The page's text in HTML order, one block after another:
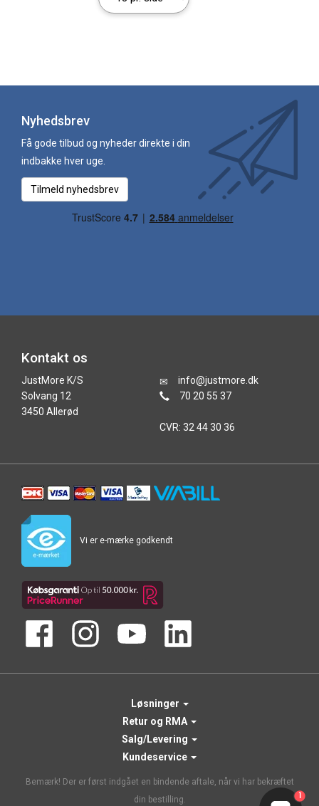
Nyhedsbrev
Få gode tilbud og nyheder direkte i din
indbakke hver uge.
Tilmeld nyhedsbrev
Kontakt os
JustMore K/S
Solvang 12
3450 Allerød
info@justmore.dk
70 20 55 37
CVR: 32 44 30 36
Vi er e-mærke godkendt
Løsninger
Retur og RMA
Salg/Levering
Kundeservice
Bemærk! Der er først indgået en bindende aftale, når vi har bekræftet
din bestilling.
1